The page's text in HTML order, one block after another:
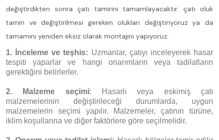
değiştirdikten sonra çatı tamirini tamamlayacaktır. çatı oluk
tamiri ve değiştirilmesi gereken olukları değiştiriyoruz ya da
tamamını yeniden eksiz olarak montajını yapıyoruz.
1. İnceleme ve teşhis: Uzmanlar, çatıyı inceleyerek hasar
tespiti yaparlar ve hangi onarımların veya tadilatların
gerektiğini belirlerler.
2. Malzeme seçimi: Hasarlı veya eskimiş çatı
malzemelerinin değiştirileceği durumlarda, uygun
malzemelerin seçimi yapılır. Malzemeler, çatının türüne,
iklim koşullarına ve diğer faktörlere göre seçilmelidir.